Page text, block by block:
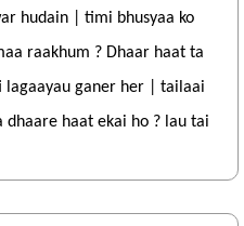
hudain | timi bhusyaa ko
raakhum ? Dhaar haat ta
ganer her | tailaai
dhaare haat ekai ho ? lau tai